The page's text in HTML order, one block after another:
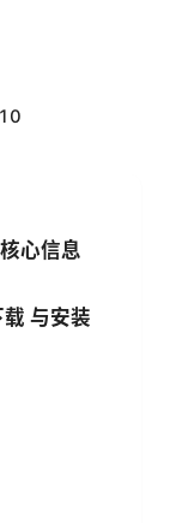
心信息
与安装